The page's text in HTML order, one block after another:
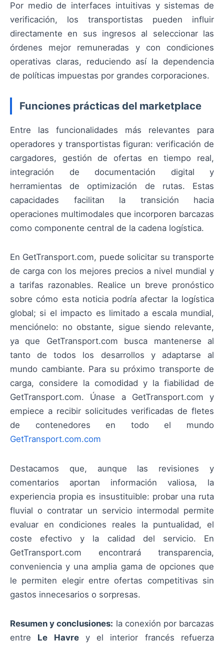
Por medio de interfaces intuitivas y sistemas de
verificación, los transportistas pueden influir
directamente en sus ingresos al seleccionar las
órdenes mejor remuneradas y con condiciones
operativas claras, reduciendo así la dependencia
de políticas impuestas por grandes corporaciones.
Funciones prácticas del marketplace
Entre las funcionalidades más relevantes para
operadores y transportistas figuran: verificación de
cargadores, gestión de ofertas en tiempo real,
integración de documentación digital y
herramientas de optimización de rutas. Estas
capacidades facilitan la transición hacia
operaciones multimodales que incorporen barcazas
como componente central de la cadena logística.
En GetTransport.com, puede solicitar su transporte
de carga con los mejores precios a nivel mundial y
a tarifas razonables. Realice un breve pronóstico
sobre cómo esta noticia podría afectar la logística
global; si el impacto es limitado a escala mundial,
menciónelo: no obstante, sigue siendo relevante,
ya que GetTransport.com busca mantenerse al
tanto de todos los desarrollos y adaptarse al
mundo cambiante. Para su próximo transporte de
carga, considere la comodidad y la fiabilidad de
GetTransport.com. Únase a GetTransport.com y
empiece a recibir solicitudes verificadas de fletes
de contenedores en todo el mundo
GetTransport.com.com
Destacamos que, aunque las revisiones y
comentarios aportan información valiosa, la
experiencia propia es insustituible: probar una ruta
fluvial o contratar un servicio intermodal permite
evaluar en condiciones reales la puntualidad, el
coste efectivo y la calidad del servicio. En
GetTransport.com encontrará transparencia,
conveniencia y una amplia gama de opciones que
le permiten elegir entre ofertas competitivas sin
gastos innecesarios o sorpresas.
Resumen y conclusiones: la conexión por barcazas
entre Le Havrey el interior francés refuerza